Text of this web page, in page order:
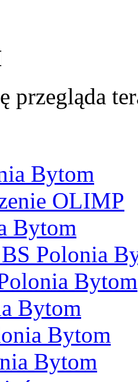
przegląda
Bytom
OLIMP
Bytom
Polonia
Bytom
Bytom
Bytom
Bytom